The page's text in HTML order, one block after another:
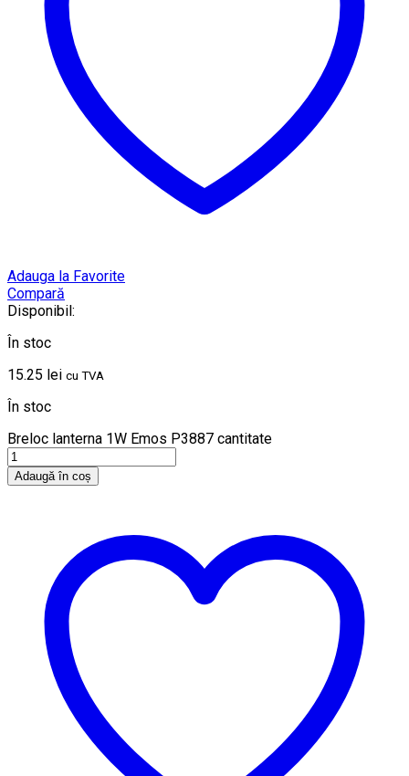
Adauga la Favorite
Compară
Disponibil:
În stoc
15.25 lei cu TVA
În stoc
Breloc lanterna 1W Emos P3887 cantitate
Adaugă în coș